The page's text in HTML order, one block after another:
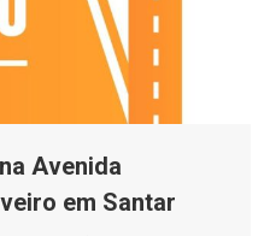
Avenida
em Santar